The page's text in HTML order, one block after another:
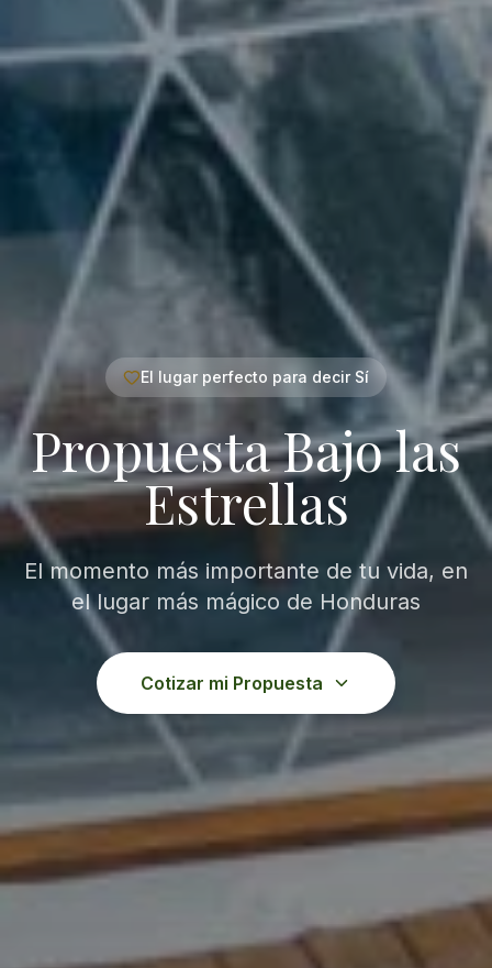
El lugar perfecto para decir Sí
Propuesta Bajo las
Estrellas
El momento más importante de tu vida, en
el lugar más mágico de Honduras
Cotizar mi Propuesta